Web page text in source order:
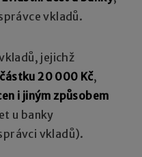
vkladů.
jejichž
20 000 Kč,
i jiným způsobem
u banky
vkladů).